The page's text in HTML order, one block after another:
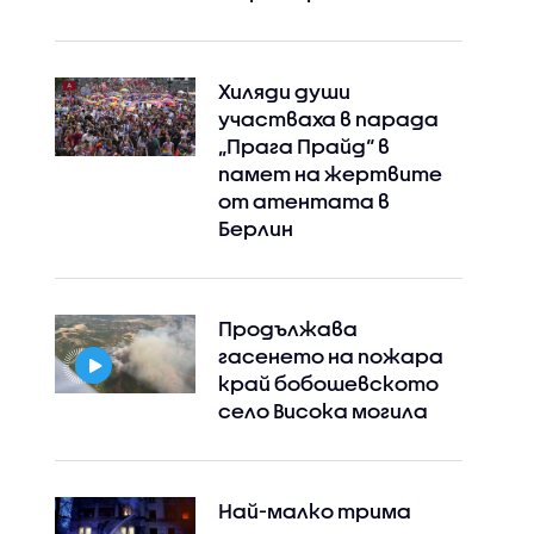
Хиляди души
участваха в парада
„Прага Прайд“ в
памет на жертвите
от атентата в
Берлин
Продължава
гасенето на пожара
край бобошевското
село Висока могила
Най-малко трима